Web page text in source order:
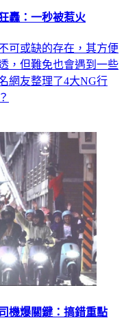
轟：一秒被惹火
可或缺的存在，其方便
，但難免也會遇到一些
網友整理了4大NG行
機爆關鍵：搞錯重點